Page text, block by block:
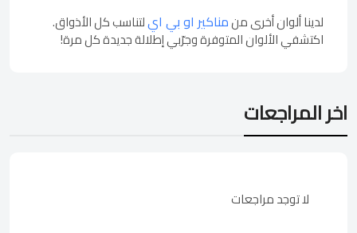
لدينا ألوان أخرى منمناكير او بي ايلتناسب كل الأذواق.
اكتشفي الألوان المتوفرة وجرّبي إطلالة جديدة كل مرة!
اخر المراجعات
لا توجد مراجعات